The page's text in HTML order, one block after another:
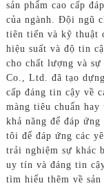
sản phẩm cao cấp
của ngành. Đội ngũ
tiên tiến và kỹ thuật
hiệu suất và độ tin
cho chất lượng và
Co., Ltd. đã tạo
cấp đáng tin cậy về
màng tiêu chuẩn
khả năng để đáp
tôi để đáp ứng các
trải nghiệm sự khác
uy tín và đáng tin
tìm hiểu thêm về